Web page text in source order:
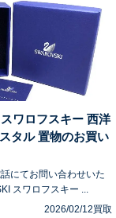
ワロフスキー 西洋
タル 置物のお買い
にてお問い合わせいた
スワロフスキー ...
2026/02/12買取